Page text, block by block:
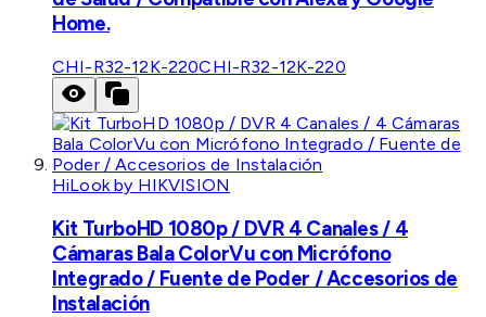
Home.
CHI-R32-12K-220CHI-R32-12K-220
HiLook by HIKVISION
Kit TurboHD 1080p / DVR 4 Canales / 4
Cámaras Bala ColorVu con Micrófono
Integrado / Fuente de Poder / Accesorios de
Instalación